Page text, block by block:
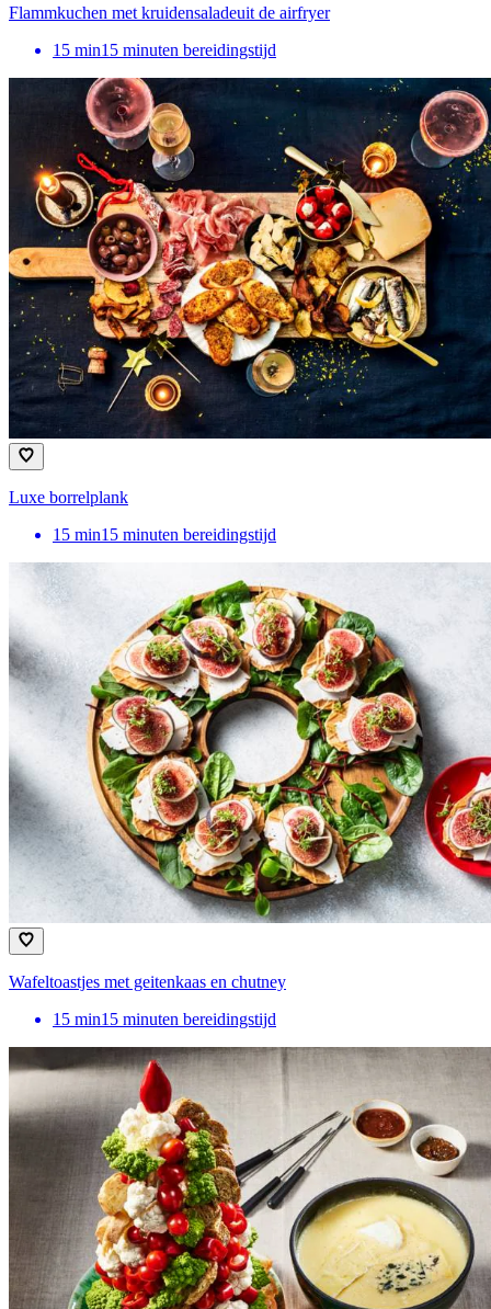
Flammkuchen met kruidensaladeuit de airfryer
15 min15 minuten bereidingstijd
Luxe borrelplank
15 min15 minuten bereidingstijd
Wafeltoastjes met geitenkaas en chutney
15 min15 minuten bereidingstijd